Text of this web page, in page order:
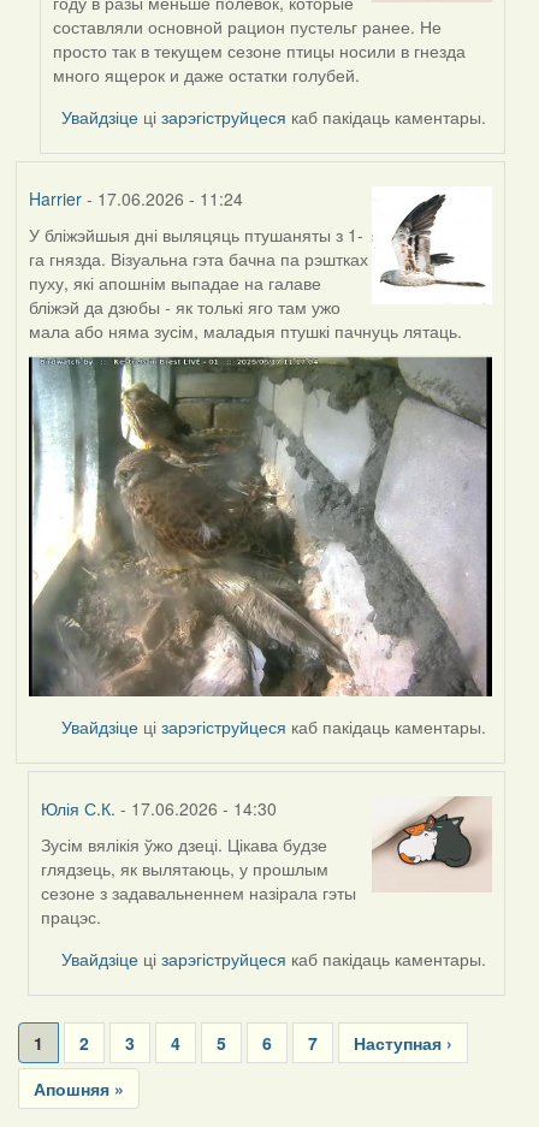
to
by
Alla
V
составляли основной рацион пустельг ранее. Не
просто так в текущем сезоне птицы носили в гнезда
много ящерок и даже остатки голубей.
Увайдзіце цізарэгіструйцеся каб пакідаць каментары.
Harrier- 17.06.2026 - 11:24
У бліжэйшыя дні выляцяць птушаняты з 1-
га гнязда. Візуальна гэта бачна па рэштках
пуху, які апошнім выпадае на галаве
бліжэй да дзюбы - як толькі яго там ужо
мала або няма зусім, маладыя птушкі пачнуць лятаць.
Увайдзіце цізарэгіструйцеся каб пакідаць каментары.
Юлія С.К. - 17.06.2026 - 14:30
In
reply
to
by
Harrier
Зусім вялікія ўжо дзеці. Цікава будзе
глядзець, як вылятаюць, у прошлым
сезоне з задавальненнем назірала гэты
працэс.
Увайдзіце цізарэгіструйцеся каб пакідаць каментары.
Pagination
Current
page
1 Page
2 Page
3 Page
4 Page
5 Page
6 Page
7
Next
page
Наступная ›
Last
page
Апошняя »